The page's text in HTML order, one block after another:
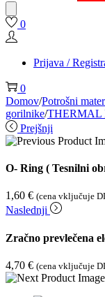
0
Prijava /
0
Domov/Potrošni
gorilnike/THERMAL
Prejšnji
O- Ring ( Tesnilni
1,60 € (cena vključuje
Naslednji
Zračno prevlečena
4,70 € (cena vključuje